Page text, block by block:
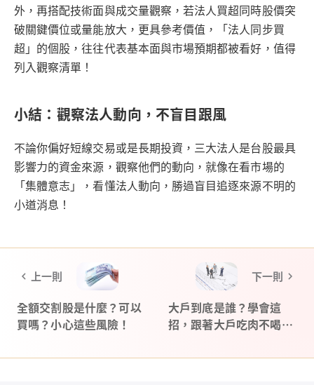
外，再搭配技術面與成交量觀察，若法人買超同時股價突
破關鍵價位或量能放大，更具參考價值，「法人同步買
超」的個股，往往代表基本面與市場預期都被看好，值得
列入觀察清單！
小結：觀察法人動向，不盲目跟風
不論你偏好短線交易或是長期投資，三大法人是台股最具
影響力的資金來源，觀察他們的動向，就像在看市場的
「集體意志」，看懂法人動向，勝過盲目追逐來源不明的
小道消息！
上一則
全額交割股是什麼？可以
買嗎？小心這些風險！
下一則
大戶到底是誰？學會這
招，跟著大戶吃肉不喝